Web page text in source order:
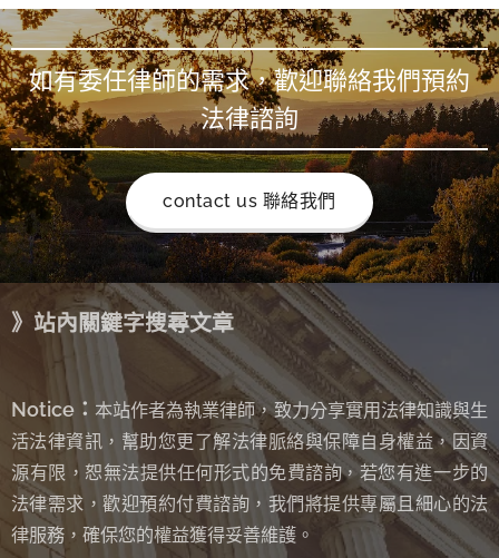
如有委任律師的需求，歡迎聯絡我們預約
法律諮詢
contact us 聯絡我們
》站內關鍵字搜尋文章
Notice： 本站作者為執業律師，致力分享實用法律知識與生
活法律資訊，幫助您更了解法律脈絡與保障自身權益，因資
源有限，恕無法提供任何形式的免費諮詢， 若您有進一步的
法律需求，歡迎預約付費諮詢，我們將提供專屬且細心的法
律服務，確保您的權益獲得妥善維護。